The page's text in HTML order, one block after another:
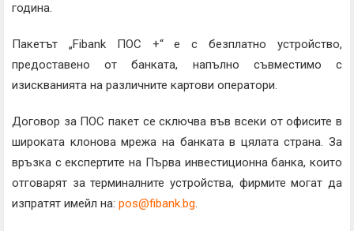
година.
Пакетът „Fibank ПОС +“ е с безплатно устройство,
предоставено от банката, напълно съвместимо с
изискванията на различните картови оператори.
Договор за ПОС пакет се сключва във всеки от офисите в
широката клонова мрежа на банката в цялата страна. За
връзка с експертите на Първа инвестиционна банка, които
отговарят за терминалните устройства, фирмите могат да
изпратят имейл на: pos@fibank.bg.